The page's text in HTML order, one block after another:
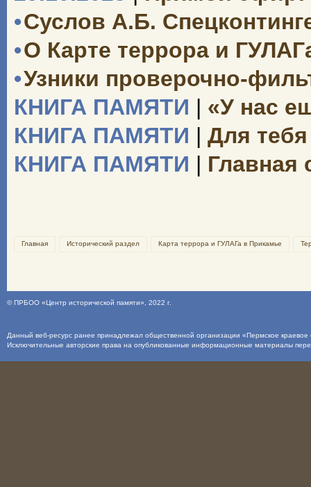
•Суслов А.Б.
•О Карте террора и
•Узники проверочно-
КНИГА ПАМЯТИ | «У нас
КНИГА ПАМЯТИ | Для
КНИГА ПАМЯТИ | Главная
Главная Исторический раздел Карта террора и ГУЛАГа в Прикамье
©ПРБОО «Центр исторической памяти» , 2022 г.
Данный веб-ресурс ранее принадлежал общественной организации «Пермское
Исключительные авторские права на опубликованные информационные материалы